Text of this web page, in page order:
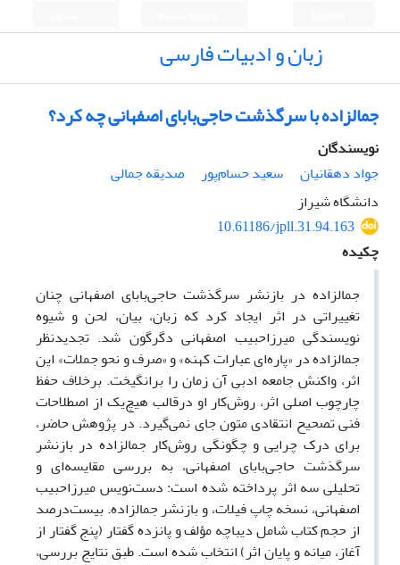
زبان و ادبیات فارسی
جمالزاده با سرگذشت حاجی‌بابای اصفهانی چه کرد؟
نویسندگان
جواد دهقانیان
سعید حسام‌پور
صدیقه جمالی
دانشگاه شیراز
10.61186/jpll.31.94.163
چکیده
جمالزاده در بازنشر سرگذشت حاجی‌بابای اصفهانی چنان
تغییراتی در اثر ایجاد کرد که زبان، بیان، لحن و شیوه
نویسندگی میرزاحبیب اصفهانی دگرگون شد. تجدیدنظر
جمالزاده در «پاره‌ای عبارات کهنه» و «صرف و نحو جملات» این
اثر، واکنش جامعه ادبی آن زمان را برانگیخت. برخلاف حفظ
چارچوب اصلی اثر، روش‌کار او درقالب هیچ‌یک از اصطلاحات
فنی تصحیح انتقادی متون جای نمی‌گیرد. در پژوهش حاضر،
برای درک چرایی و چگونگی روش‌کار جمالزاده در بازنشر
سرگذشت حاجی‌بابای اصفهانی، به بررسی مقایسه‌ای و
تحلیلی سه اثر پرداخته شده است: دست‌نویس میرزاحبیب
اصفهانی، نسخه چاپ فیلات، و بازنشر جمالزاده. بیست‌درصد
از حجم کتاب شامل دیباچه مؤلف و پانزده گفتار (پنج گفتار از
آغاز، میانه و پایان اثر) انتخاب شده است. طبق نتایج بررسی،